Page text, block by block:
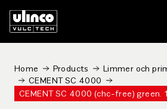
Home Products Limmer och
CEMENT SC 4000
CEMENT SC 4000 (chc-free) green.